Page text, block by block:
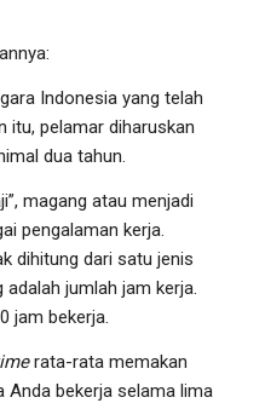
Indonesia yang telah
itu, pelamar diharuskan
dua tahun.
magang atau menjadi
pengalaman kerja.
dihitung dari satu jenis
adalah jumlah jam kerja.
jam bekerja.
rata-rata memakan
Anda bekerja selama lima